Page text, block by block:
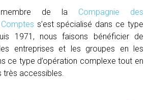
de la Compagnie des
s’est spécialisé dans ce type
1971, nous faisons bénéficier de
entreprises et les groupes en les
ce type d’opération complexe tout en
très accessibles.